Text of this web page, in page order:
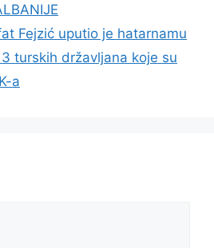
Fejzić uputio je hatarnamu
turskih državljana koje su
a